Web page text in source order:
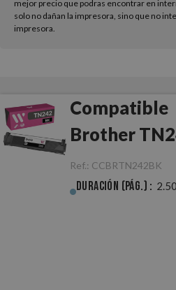
mejor precio que podras encontrar en
solo no dañan la impresora, sino que no
impresora.
Compatible
Brother
Negro
Ref.: CCBRTN242BK
Duración (pág.) :